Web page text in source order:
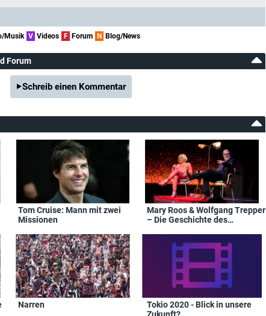
Musik V Videos F Forum N Blog/News
Forum
Schreib einen Kommentar
Tom Cruise: Mann mit zwei
Missionen
Mary Roos & Wolfgang Trepper
– Die Geschichte des
Narren
Tokio 2020 - Blick in unsere
Zukunft?